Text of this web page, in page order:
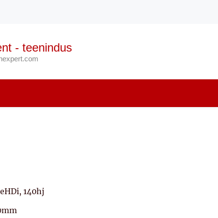
- teenindus
140hj